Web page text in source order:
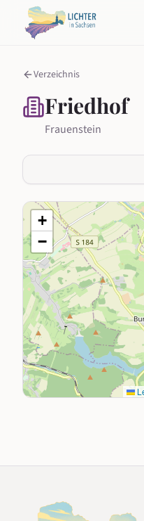
Verzeichnis
Friedhof
Frauenstein
+
−